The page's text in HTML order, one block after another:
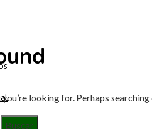
looking for. Perhaps searching